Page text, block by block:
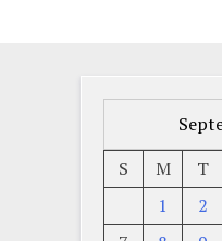
S
M T
1
2